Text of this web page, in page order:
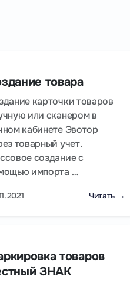
товара
карточки товаров
или сканером в
кабинете Эвотор
товарный учет.
создание с
импорта …
Читать →
товаров
ЗНАК